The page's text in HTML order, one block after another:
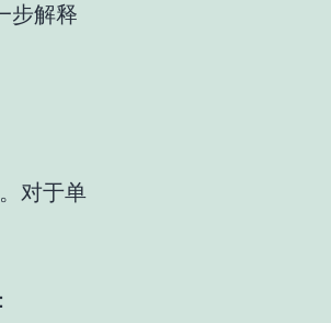
步解释
对于单